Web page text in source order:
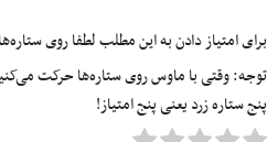
برای امتیاز دادن به این مطلب لطفا روی
توجه: وقتی با ماوس روی ستاره‌ها حرکت
پنج ستاره زرد یعنی پنج امتیاز!